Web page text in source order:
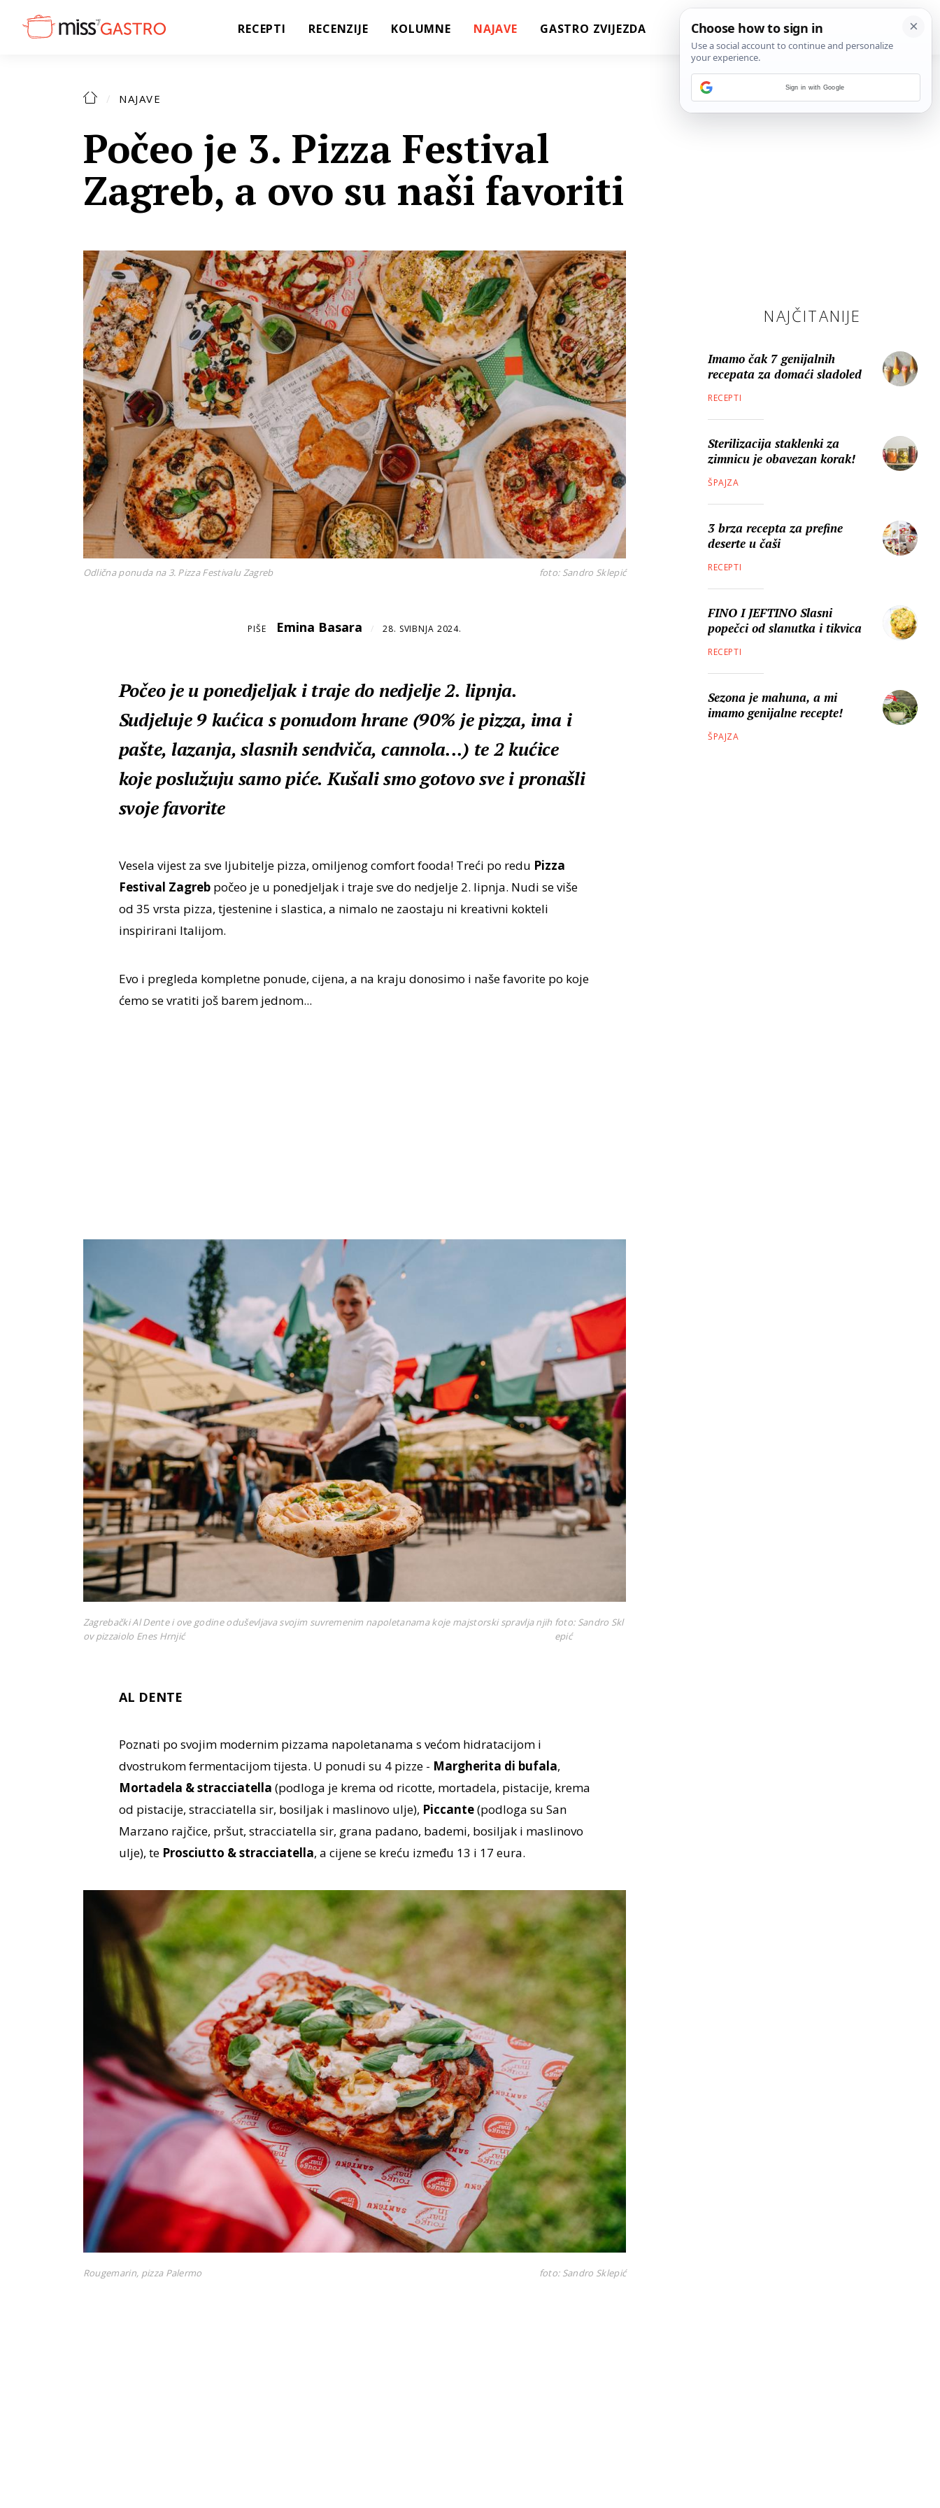
RECEPTI RECENZIJE KOLUMNE NAJAVE GASTRO ZVIJEZDA
NAJAVE
Počeo je 3. Pizza Festival
Zagreb, a ovo su naši favoriti
Odlična ponuda na 3. Pizza Festivalu Zagreb foto: Sandro Sklepić
PIŠE Emina Basara / 28. SVIBNJA 2024.
Počeo je u ponedjeljak i traje do nedjelje 2. lipnja.
Sudjeluje 9 kućica s ponudom hrane (90% je pizza, ima i
pašte, lazanja, slasnih sendviča, cannola...) te 2 kućice
koje poslužuju samo piće. Kušali smo gotovo sve i pronašli
svoje favorite
Vesela vijest za sve ljubitelje pizza, omiljenog comfort fooda! Treći po redu Pizza
Festival Zagrebpočeo je u ponedjeljak i traje sve do nedjelje 2. lipnja. Nudi se više
od 35 vrsta pizza, tjestenine i slastica, a nimalo ne zaostaju ni kreativni kokteli
inspirirani Italijom.
Evo i pregleda kompletne ponude, cijena, a na kraju donosimo i naše favorite po koje
ćemo se vratiti još barem jednom...
Zagrebački Al Dente i ove godine oduševljava svojim suvremenim napoletanama koje majstorski spravlja njih
ov pizzaiolo Enes Hrnjić
foto: Sandro Skl
epić
AL DENTE
Poznati po svojim modernim pizzama napoletanama s većom hidratacijom i
dvostrukom fermentacijom tijesta. U ponudi su 4 pizze - Margherita di bufala,
Mortadela & stracciatella (podloga je krema od ricotte, mortadela, pistacije, krema
od pistacije, stracciatella sir, bosiljak i maslinovo ulje), Piccante(podloga su San
Marzano rajčice, pršut, stracciatella sir, grana padano, bademi, bosiljak i maslinovo
ulje), te Prosciutto & stracciatella, a cijene se kreću između 13 i 17 eura.
Rougemarin, pizza Palermo foto: Sandro Sklepić
NAJČITANIJE
Imamo čak 7 genijalnih
recepata za domaći sladoled
RECEPTI
Sterilizacija staklenki za
zimnicu je obavezan korak!
ŠPAJZA
3 brza recepta za prefine
deserte u čaši
RECEPTI
FINO I JEFTINO Slasni
popečci od slanutka i tikvica
RECEPTI
Sezona je mahuna, a mi
imamo genijalne recepte!
ŠPAJZA
Sign in with Google